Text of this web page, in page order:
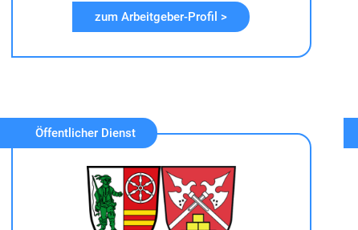
zum Arbeitgeber-Profil >
Öffentlicher Dienst